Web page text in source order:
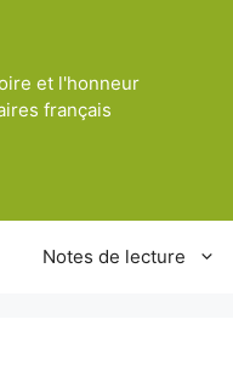
et l'honneur
français
Notes de lecture